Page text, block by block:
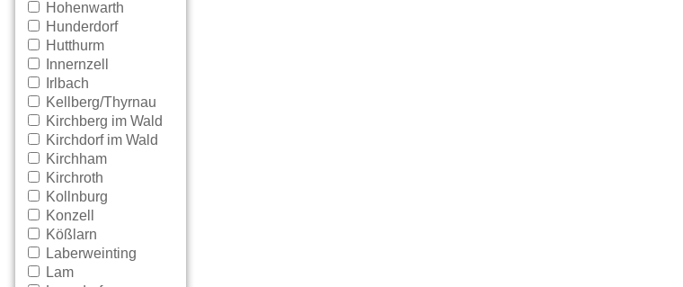
Hohenwarth
Hunderdorf
Hutthurm
Innernzell
Irlbach
Kellberg/Thyrnau
Kirchberg im Wald
Kirchdorf im Wald
Kirchham
Kirchroth
Kollnburg
Konzell
Kößlarn
Laberweinting
Lam